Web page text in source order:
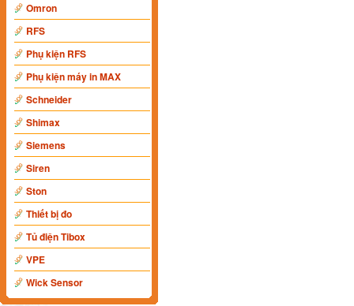
Omron
RFS
Phụ kiện RFS
Phụ kiện máy in MAX
Schneider
Shimax
Siemens
Siren
Ston
Thiết bị đo
Tủ điện Tibox
VPE
Wick Sensor